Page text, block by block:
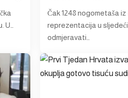
Čak 1248 nogometaša iz
reprezentacija u
odmjeravati…